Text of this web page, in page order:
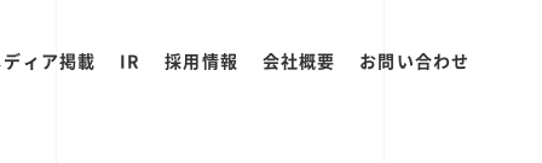
ィア掲載 IR 採用情報 会社概要 お問い合わせ